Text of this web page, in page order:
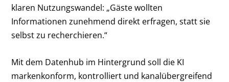
klaren Nutzungswandel: „Gäste wollten
Informationen zunehmend direkt erfragen, statt sie
selbst zu recherchieren.“
Mit dem Datenhub im Hintergrund soll die KI
markenkonform, kontrolliert und kanalübergreifend